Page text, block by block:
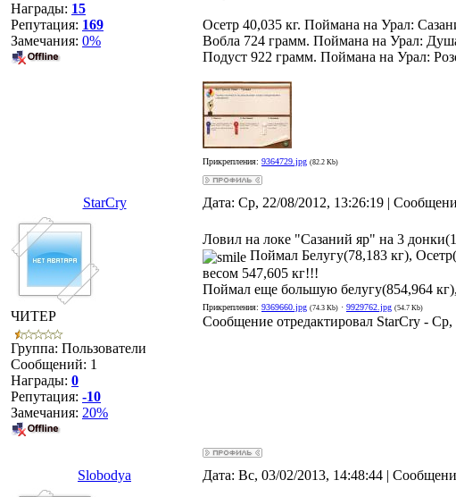
Награды: 15
Репутация: 169
Замечания: 0%
Осетр 40,035 кг. Поймана на Урал:
Вобла 724 грамм. Поймана на Урал:
Подуст 922 грамм. Поймана на Урал:
Прикрепления: 9364729.jpg (82.2 Kb)
StarCry Дата: Ср, 22/08/2012, 13:26:19 |
ЧИТЕР
Группа: Пользователи
Сообщений: 1
Награды: 0
Репутация: -10
Замечания: 20%
Ловил на локе "Сазаний яр" на 3
Поймал Белугу(78,183 кг),
весом 547,605 кг!!!
Поймал еще большую белугу(854,964
Прикрепления: 9369660.jpg (74.3 Kb) · 9929762.jpg (54.7 Kb)
Сообщение отредактировал StarCry - Ср,
Slobodya Дата: Вс, 03/02/2013, 14:48:44 |